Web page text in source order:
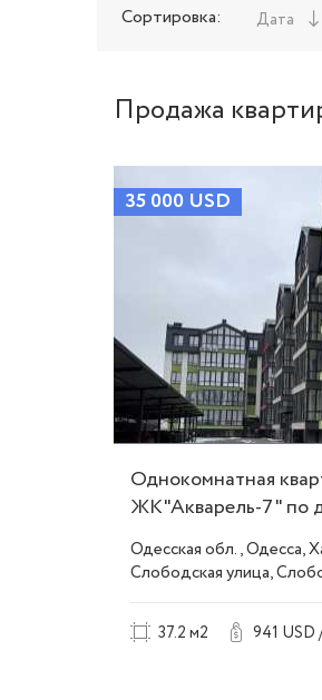
Сортировка: Дата
Продажа
35 000 USD
Однокомнатная
ЖК"Акварель-7" по
переуступки ID 53928
Одесская обл., Одесса,
Слободская улица,
37.2 м2 941 USD